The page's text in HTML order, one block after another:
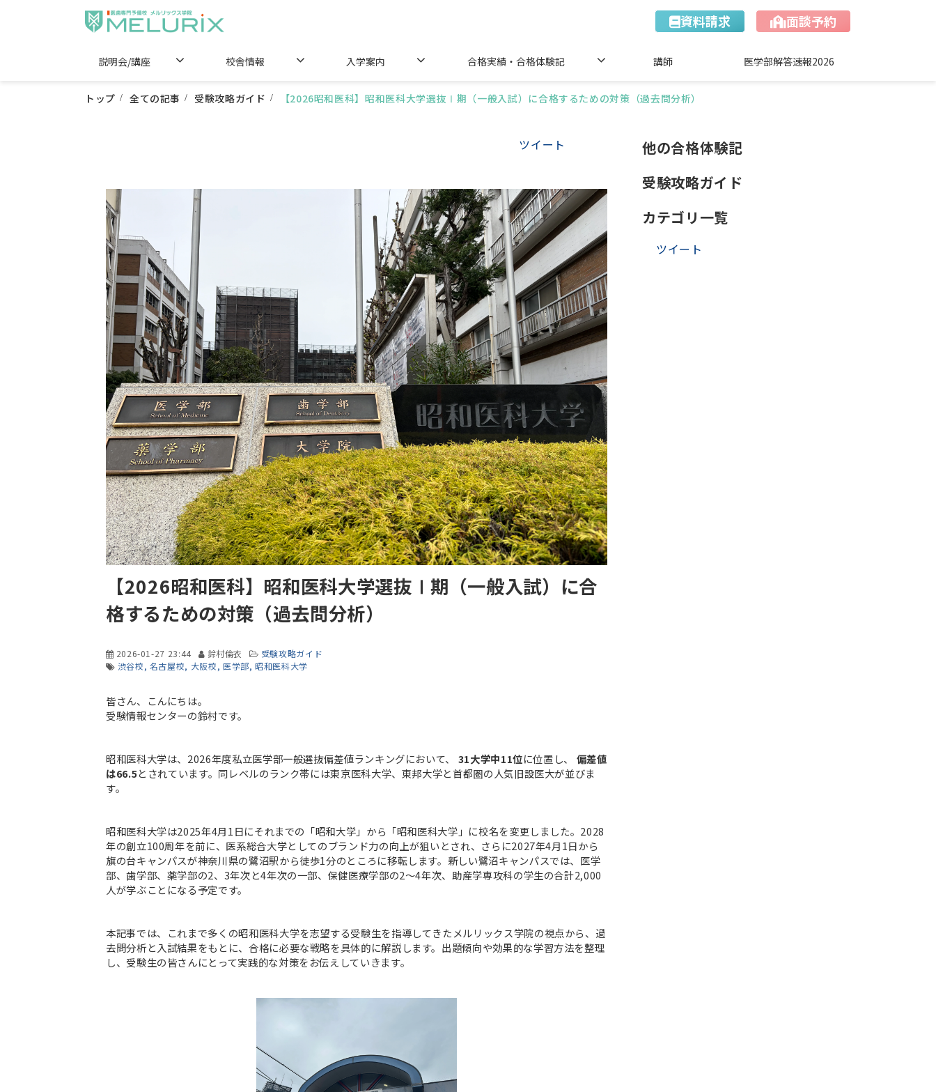
資料請求 面談予約
説明会/講座 校舎情報 入学案内 合格実績・合格体験記 講師 医学部解答速報2026
トップ 全ての記事 受験攻略ガイド 【2026昭和医科】昭和医科大学選抜Ⅰ期（一般入試）に合格するための対策（過去問分析）
ツイート
【2026昭和医科】昭和医科大学選抜Ⅰ期（一般入試）に合
格するための対策（過去問分析）
2026-01-27 23:44 鈴村倫衣
受験攻略ガイド
渋谷校 名古屋校 大阪校 医学部 昭和医科大学
皆さん、こんにちは。
受験情報センターの鈴村です。
昭和医科大学は、2026年度私立医学部一般選抜偏差値ランキングにおいて、 31大学中11位に位置し、 偏差値
は66.5とされています。同レベルのランク帯には東京医科大学、東邦大学と首都圏の人気旧設医大が並びま
す。
昭和医科大学は2025年4月1日にそれまでの「昭和大学」から「昭和医科大学」に校名を変更しました。2028
年の創立100周年を前に、医系総合大学としてのブランド力の向上が狙いとされ、さらに2027年4月1日から
旗の台キャンパスが神奈川県の鷺沼駅から徒歩1分のところに移転します。新しい鷺沼キャンパスでは、医学
部、歯学部、薬学部の2、3年次と4年次の一部、保健医療学部の2～4年次、助産学専攻科の学生の合計2,000
人が学ぶことになる予定です。
本記事では、これまで多くの昭和医科大学を志望する受験生を指導してきたメルリックス学院の視点から、過
去問分析と入試結果をもとに、合格に必要な戦略を具体的に解説します。出題傾向や効果的な学習方法を整理
し、受験生の皆さんにとって実践的な対策をお伝えしていきます。
他の合格体験記
受験攻略ガイド
カテゴリ一覧
ツイート